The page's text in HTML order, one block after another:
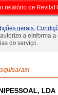
gerais,
a eInforma
do serviço.
LDA